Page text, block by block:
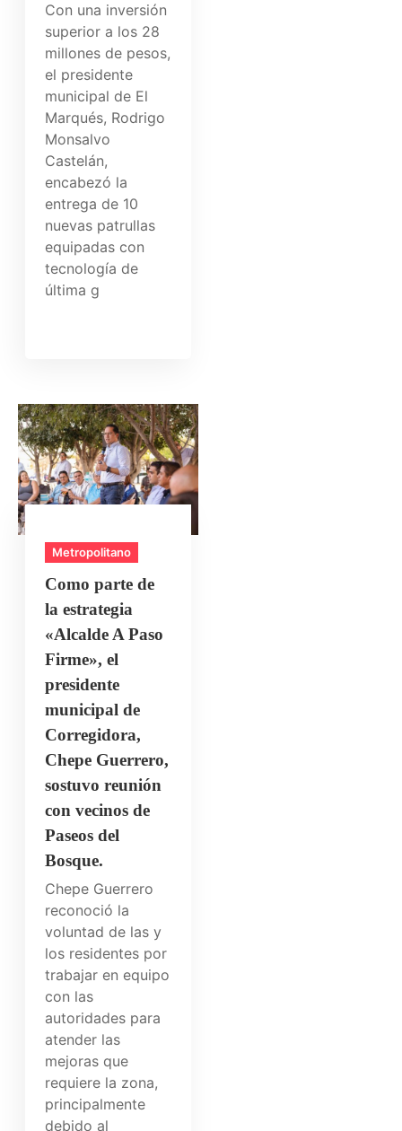
Con una inversión
superior a los 28
millones de pesos,
el presidente
municipal de El
Marqués, Rodrigo
Monsalvo
Castelán,
encabezó la
entrega de 10
nuevas patrullas
equipadas con
tecnología de
última g
Metropolitano
Como parte de
la estrategia
«Alcalde A Paso
Firme», el
presidente
municipal de
Corregidora,
Chepe Guerrero,
sostuvo reunión
con vecinos de
Paseos del
Bosque.
Chepe Guerrero
reconoció la
voluntad de las y
los residentes por
trabajar en equipo
con las
autoridades para
atender las
mejoras que
requiere la zona,
principalmente
debido al